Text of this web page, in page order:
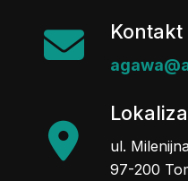
ul.
97-200